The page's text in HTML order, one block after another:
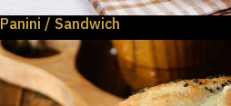
Panini / Sandwich